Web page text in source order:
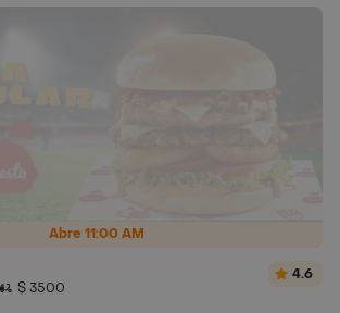
Abre 11:00 AM
$ 3500
4.6